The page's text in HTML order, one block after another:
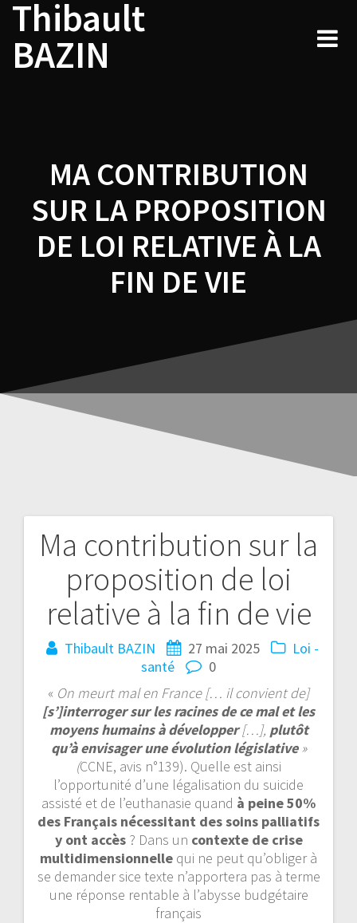
Skip
content
Thibault
BAZIN
MA CONTRIBUTION
SUR LA PROPOSITION
DE LOI RELATIVE À LA
FIN DE VIE
Ma contribution sur la
proposition de loi
relative à la fin de vie
Thibault BAZIN 27 mai 2025
Loi -
santé
0
« On meurt mal en France [… il convient de]
[s’]interroger sur les racines de ce mal et les
moyens humains à développer[…], plutôt
qu’à envisager une évolution législative»
(CCNE, avis n°139). Quelle est ainsi
l’opportunité d’une légalisation du suicide
assisté et de l’euthanasie quand à peine 50%
des Français nécessitant des soins palliatifs
y ont accès ? Dans un contexte de crise
multidimensionnelle qui ne peut qu’obliger à
se demander sice texte n’apportera pas à terme
une réponse rentable à l’abysse budgétaire
français
Navigation
de